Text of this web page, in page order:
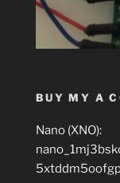
BUY MY A
Nano (XNO):